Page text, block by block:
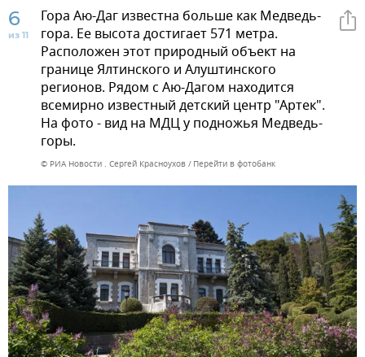
6
из 11
Гора Аю-Даг известна больше как Медведь-
гора. Ее высота достигает 571 метра.
Расположен этот природный объект на
границе Ялтинского и Алуштинского
регионов. Рядом с Аю-Дагом находится
всемирно известный детский центр "Артек".
На фото - вид на МДЦ у подножья Медведь-
горы.
© РИА Новости . Сергей Красноухов Перейти в фотобанк